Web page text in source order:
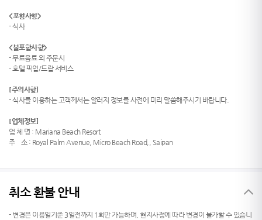
<포함사항>
- 식사
<불포함사항>
- 무료음료 외 주문시
- 호텔 픽업/드랍 서비스
[주의사항]
- 식사를 이용하는 고객께서는 알러지 정보를 사전에 미리 말씀해주시기 바랍니다.
[업체정보]
업 체 명 : Mariana Beach Resort
주 소 : Royal Palm Avenue, Micro Beach Road,, Saipan
취소 환불 안내
- 변경은 이용일기준 3일전까지 1회만 가능하며, 현지사정에 따라 변경이 불가할 수 있습니